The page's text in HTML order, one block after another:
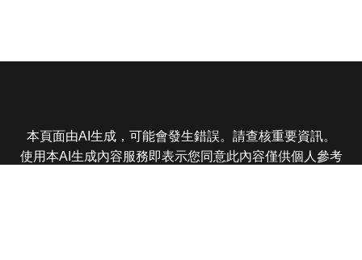
本頁面由AI生成，可能會發生錯誤。請查核重要資訊。
使用本AI生成內容服務即表示您同意此內容僅供個人參考